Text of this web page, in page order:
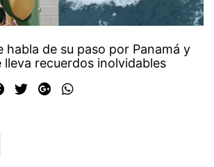
habla de su paso por Panamá y
lleva recuerdos inolvidables